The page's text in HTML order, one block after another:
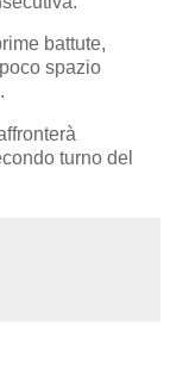
battute,
spazio
turno del